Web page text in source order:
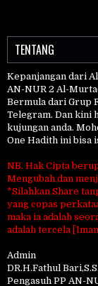
TENTANG
Kepanjangan dari
AN-NUR 2 Al-
Bermula dari Grup
Telegram. Dan kini
kujungan anda.
One Hadith ini bisa
NB. Hak Cipta
Mengubah dan
*Silahkan Share
yang copas
maka ia adalah
adalah tercela
Admin
DR.H.Fathul
Pengasuh PP AN-